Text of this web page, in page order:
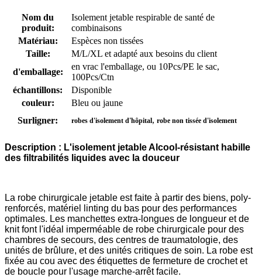
Nom du
produit:
Isolement jetable respirable de santé de
combinaisons
Matériau:
Espèces non tissées
Taille:
M/L/XL et adapté aux besoins du client
d'emballage:
en vrac l'emballage, ou 10Pcs/PE le sac,
100Pcs/Ctn
échantillons:
Disponible
couleur:
Bleu ou jaune
Surligner:
robes d'isolement d'hôpital, robe non tissée d'isolement
Description : L'isolement jetable Alcool-résistant habille
des filtrabilités liquides avec la douceur
La robe chirurgicale jetable est faite à partir des biens, poly-
renforcés, matériel linting du bas pour des performances
optimales. Les manchettes extra-longues de longueur et de
knit font l'idéal imperméable de robe chirurgicale pour des
chambres de secours, des centres de traumatologie, des
unités de brûlure, et des unités critiques de soin. La robe est
fixée au cou avec des étiquettes de fermeture de crochet et
de boucle pour l'usage marche-arrêt facile.